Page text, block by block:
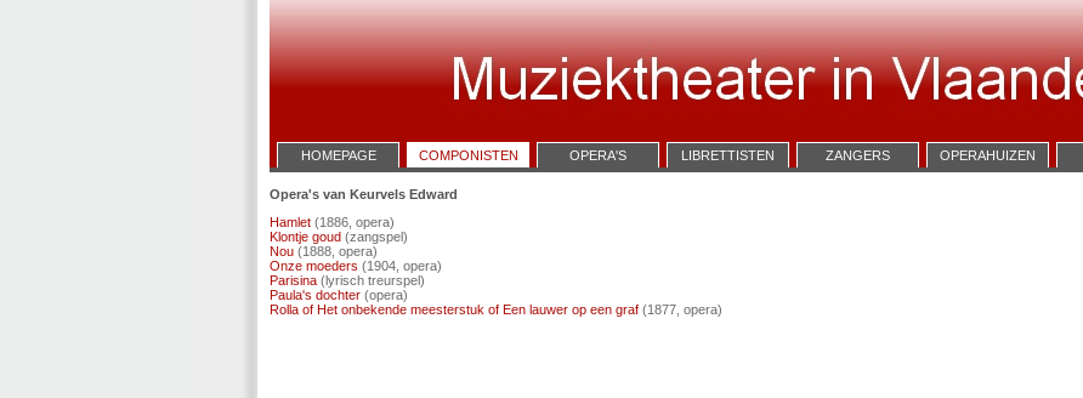
HOMEPAGE COMPONISTEN OPERA'S LIBRETTISTEN ZANGERS OPERAHUIZEN
Opera's van Keurvels Edward
Hamlet (1886, opera)
Klontje goud (zangspel)
Nou (1888, opera)
Onze moeders (1904, opera)
Parisina (lyrisch treurspel)
Paula's dochter (opera)
Rolla of Het onbekende meesterstuk of Een lauwer op een graf (1877, opera)